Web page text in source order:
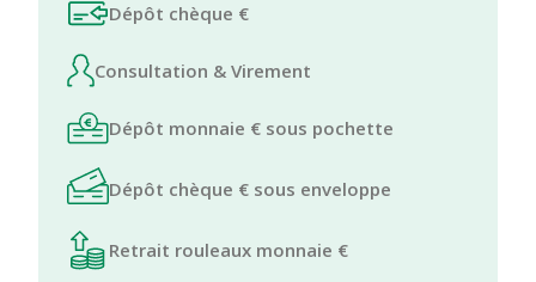
Dépôt chèque €
Consultation & Virement
Dépôt monnaie € sous pochette
Dépôt chèque € sous enveloppe
Retrait rouleaux monnaie €